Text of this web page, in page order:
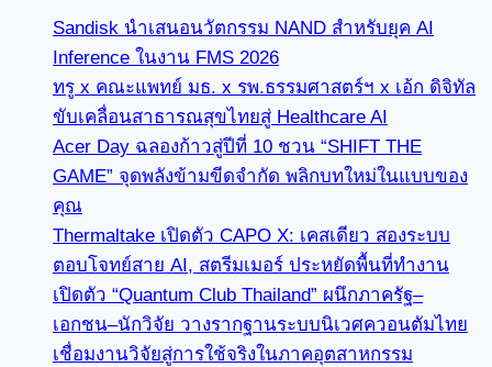
Sandisk นำเสนอนวัตกรรม NAND สำหรับยุค AI
Inference ในงาน FMS 2026
ทรู x คณะแพทย์ มธ. x รพ.ธรรมศาสตร์ฯ x เอ้ก ดิจิทัล
ขับเคลื่อนสาธารณสุขไทยสู่ Healthcare AI
Acer Day ฉลองก้าวสู่ปีที่ 10 ชวน “SHIFT THE
GAME” จุดพลังข้ามขีดจำกัด พลิกบทใหม่ในแบบของ
คุณ
Thermaltake เปิดตัว CAPO X: เคสเดียว สองระบบ
ตอบโจทย์สาย AI, สตรีมเมอร์ ประหยัดพื้นที่ทำงาน
เปิดตัว “Quantum Club Thailand” ผนึกภาครัฐ–
เอกชน–นักวิจัย วางรากฐานระบบนิเวศควอนตัมไทย
เชื่อมงานวิจัยสู่การใช้จริงในภาคอุตสาหกรรม